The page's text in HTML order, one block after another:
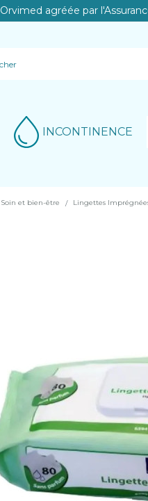
Orvimed agréée par
INCONTINENCE
Soin et bien-être Lingettes